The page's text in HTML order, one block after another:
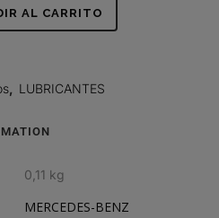
AL CARRITO
LUBRICANTES
0,11 kg
MERCEDES-BENZ